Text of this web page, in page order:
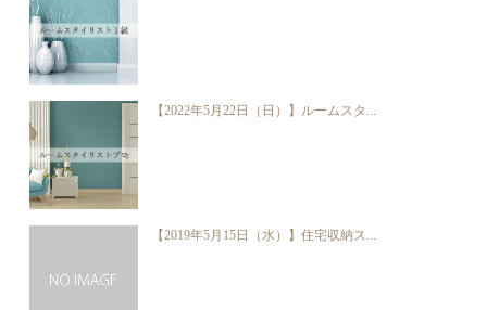
【2022年5月22日（日）】ルームスタ...
【2019年5月15日（水）】住宅収納ス...